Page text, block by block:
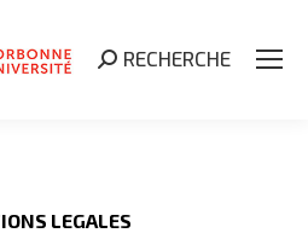
Search:
RECHERCHE
LEGALES